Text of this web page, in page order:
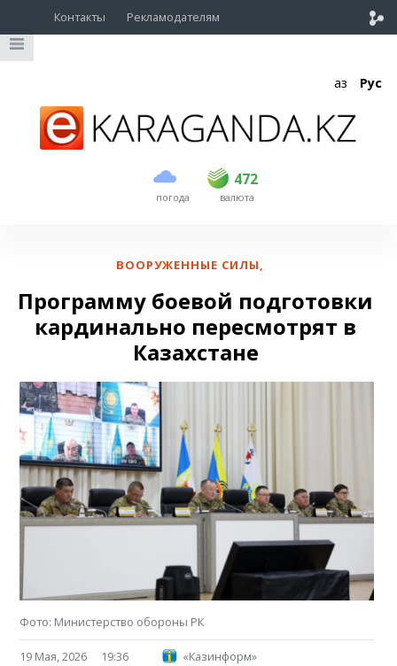
Контакты Рекламодателям
Қаз Рус
погода
472
USD 468.5 472
EUR валюта
ВООРУЖЕННЫЕ СИЛЫ,
Программу боевой подготовки
кардинально пересмотрят в
Казахстане
Фото: Министерство обороны РК
19 Мая, 2026 19:36 «Казинформ»